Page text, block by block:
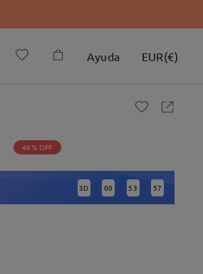
Ayuda EUR(€)
46% OFF
3D : 00 : 53 : 56